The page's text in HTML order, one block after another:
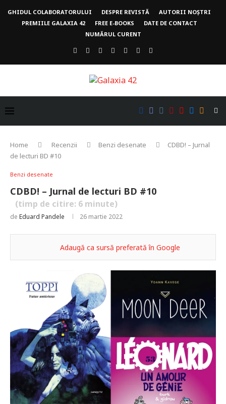
GHIDUL COLABORATORULUI DESPRE REVISTĂ
AUTORII NOȘTRI
PREMIILE GALAXIA 42
FREE E-BOOKS
DATE DE CONTACT
NUMĂRUL CURENT
Home Recenzii Benzi desenate
CDBD! – Jurnal
de lecturi BD #10
Benzi desenate
CDBD! – Jurnal de lecturi BD #10
(timp de citire: 6 minute)
de Eduard Pandele 26 martie 2022
Adaugă ca sursă preferată în Google